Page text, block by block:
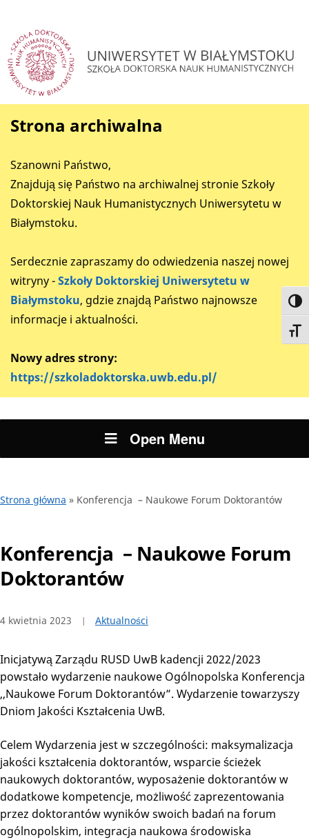
Strona archiwalna
Szanowni Państwo,
Znajdują się Państwo na archiwalnej stronie Szkoły
Doktorskiej Nauk Humanistycznych Uniwersytetu w
Białymstoku.
Serdecznie zapraszamy do odwiedzenia naszej nowej
witryny -Szkoły Doktorskiej Uniwersytetu w
Białymstoku, gdzie znajdą Państwo najnowsze
informacje i aktualności.
Nowy adres strony:
https://szkoladoktorska.uwb.edu.pl/
Open Menu
Strona główna » Konferencja – Naukowe Forum Doktorantów
Konferencja – Naukowe Forum
Doktorantów
4 kwietnia 2023 Aktualności
Inicjatywą Zarządu RUSD UwB kadencji 2022/2023
powstało wydarzenie naukowe Ogólnopolska Konferencja
,,Naukowe Forum Doktorantów”. Wydarzenie towarzyszy
Dniom Jakości Kształcenia UwB.
Celem Wydarzenia jest w szczególności: maksymalizacja
jakości kształcenia doktorantów, wsparcie ścieżek
naukowych doktorantów, wyposażenie doktorantów w
dodatkowe kompetencje, możliwość zaprezentowania
przez doktorantów wyników swoich badań na forum
ogólnopolskim, integracja naukowa środowiska